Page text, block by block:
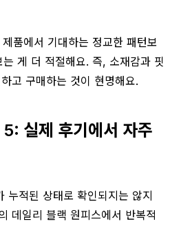
품에서 기대하는 정교한 패턴보
는 게 더 적절해요. 즉, 소재감과 핏
고 구매하는 것이 현명해요.
실제 후기에서 자주
누적된 상태로 확인되지는 않지
데일리 블랙 원피스에서 반복적